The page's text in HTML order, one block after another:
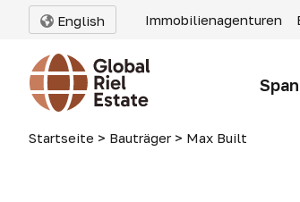
English Immobilienagenturen
Startseite > Bauträger > Max Built